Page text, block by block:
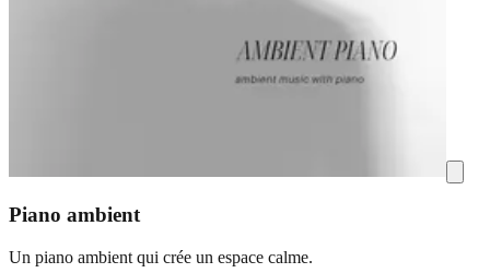
Piano ambient
Un piano ambient qui crée un espace calme.